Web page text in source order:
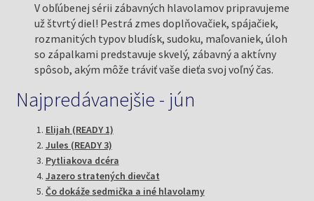
V obľúbenej sérii zábavných hlavolamov pripravujeme
už štvrtý diel! Pestrá zmes doplňovačiek, spájačiek,
rozmanitých typov bludísk, sudoku, maľovaniek, úloh
so zápalkami predstavuje skvelý, zábavný a aktívny
spôsob, akým môže tráviť vaše dieťa svoj voľný čas.
Najpredávanejšie - jún
Elijah (READY 1)
Jules (READY 3)
Pytliakova dcéra
Jazero stratených dievčat
Čo dokáže sedmička a iné hlavolamy